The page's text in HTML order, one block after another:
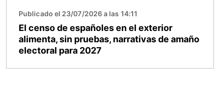
Publicado el 23/07/2026 a las 14:11
El censo de españoles en el exterior
alimenta, sin pruebas, narrativas de amaño
electoral para 2027